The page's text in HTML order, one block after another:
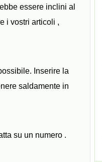
essere inclini al
i vostri articoli ,
Inserire la
saldamente in
su un numero .